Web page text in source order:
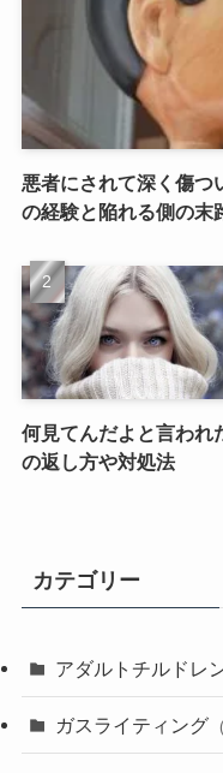
悪者にされて深く傷つ
の経験と陥れる側の末
何見てんだよと言われ
の返し方や対処法
カテゴリー
アダルトチルドレ
ガスライティング